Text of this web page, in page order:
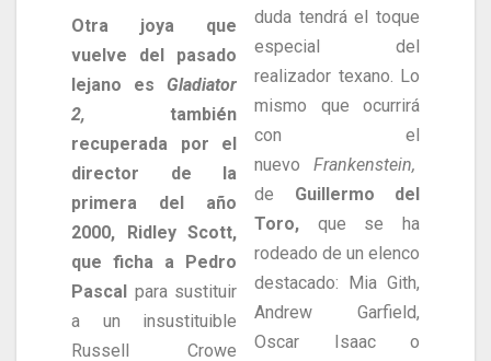
Otra joya que
vuelve del pasado
lejano es Gladiator
2, también
recuperada por el
director de la
primera del año
2000, Ridley Scott,
que ficha a Pedro
Pascal para sustituir
a un insustituible
Russell Crowe
duda tendrá el toque
especial del
realizador texano. Lo
mismo que ocurrirá
con el
nuevo Frankenstein,
de Guillermo del
Toro, que se ha
rodeado de un elenco
destacado: Mia Gith,
Andrew Garfield,
Oscar Isaac o